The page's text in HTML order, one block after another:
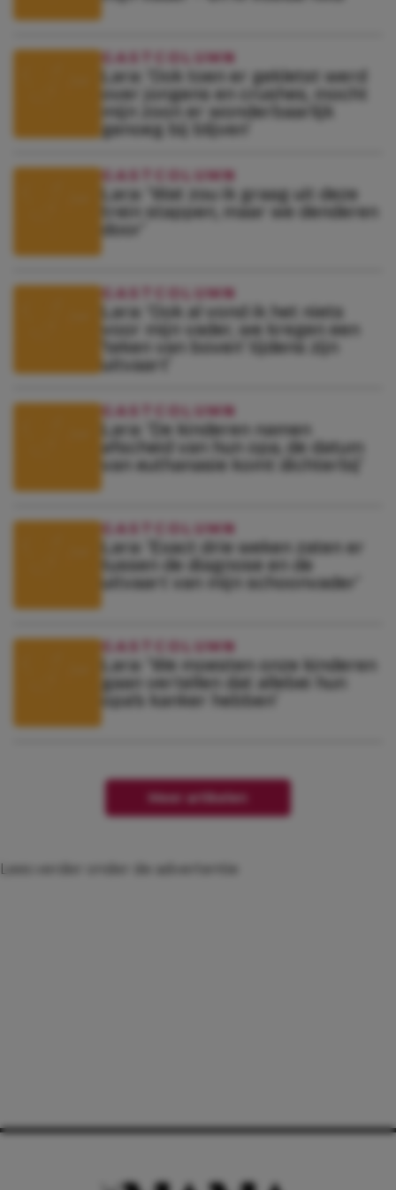
GASTCOLUMN
Lara: ‘Ook toen er gekletst werd
over jongens en crushes, mocht
mijn zoon er wonderbaarlijk
genoeg bij blijven’
GASTCOLUMN
Lara: ‘Wat zou ik graag uit deze
trein stappen, maar we denderen
door’
GASTCOLUMN
Lara: ‘Ook al vond ik het niets
voor mijn vader, we kregen een
’teken van boven’ tijdens zijn
uitvaart’
GASTCOLUMN
Lara: ‘De kinderen namen
afscheid van hun opa, de datum
van euthanasie komt dichterbij’
GASTCOLUMN
Lara: ‘Exact drie weken zaten er
tussen de diagnose en de
uitvaart van mijn schoonvader’
GASTCOLUMN
Lara: ‘We moesten onze kinderen
gaan vertellen dat allebei hun
opa’s kanker hebben’
Meer artikelen
Lees verder onder de advertentie